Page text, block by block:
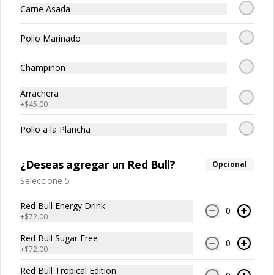
Arma tu Burrito desde 500 grs con tus
ingredientes favoritos + elote + nachos
Burrito Power Pack.
Arma tus 4 Burritos desde 500grs y
Carne Asada
Pollo Marinado
Champiñon
Arrachera
+$45.00
Pollo a la Plancha
¿Deseas agregar un Red Bull? Opcional
Seleccione 5
Red Bull Energy Drink
+$72.00
0
Red Bull Sugar Free
+$72.00
0
Red Bull Tropical Edition